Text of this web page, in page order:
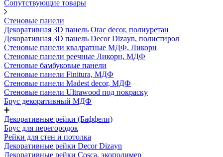
Сопутствующие товары
Стеновые панели
Декоративная 3D панель Orac decor, полиуретан
Декоративная 3D панель Decor Dizayn, полистирол
Стеновые панели квадратные МДФ, Ликорн
Стеновые панели реечные Ликорн, МДФ
Стеновые бамбуковые панели
Стеновые панели Finitura, МДФ
Стеновые панели Madest decor, МДФ
Стеновые панели Ultrawood под покраску
Брус декоративный МДФ
Декоративные рейки (Баффели)
Брус для перегородок
Рейки для стен и потолка
Декоративные рейки Decor Dizayn
Декоративные рейки Cosca, экополимер